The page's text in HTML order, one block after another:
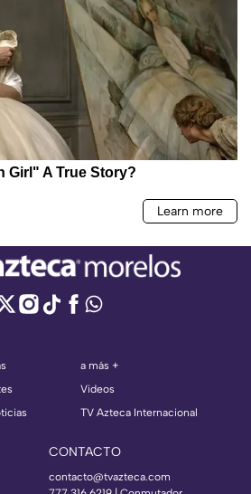
a más +
Videos
TV Azteca Internacional
CONTACTO
contacto@tvazteca.com